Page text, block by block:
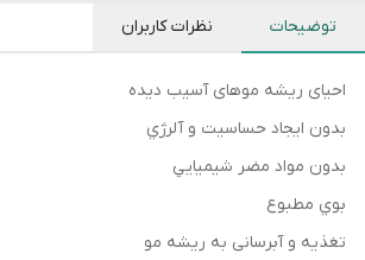
توضیحات نظرات کاربران
احیای ریشه موهای آسیب دیده
بدون ايجاد حساسيت و آلرژي
بدون مواد مضر شيميايي
بوي مطبوع
تغذیه و آبرسانی به ریشه مو